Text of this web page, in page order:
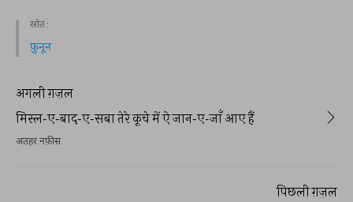
स्रोत :
फ़ुनून
अगली ग़ज़ल
मिस्ल-ए-बाद-ए-सबा तेरे कूचे में ऐ जान-ए-जाँ आए हैं
अतहर नफ़ीस
पिछली ग़ज़ल